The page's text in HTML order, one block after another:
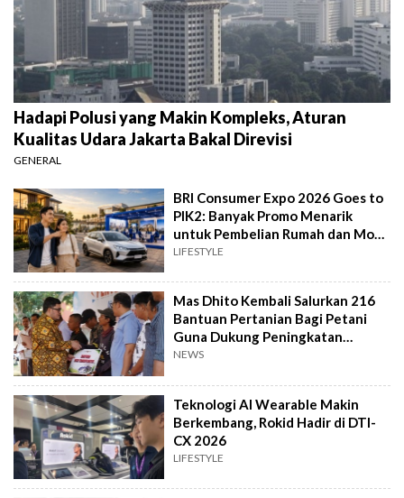
Hadapi Polusi yang Makin Kompleks, Aturan
Kualitas Udara Jakarta Bakal Direvisi
GENERAL
BRI Consumer Expo 2026 Goes to
PIK2: Banyak Promo Menarik
untuk Pembelian Rumah dan Mobil
Baru
LIFESTYLE
Mas Dhito Kembali Salurkan 216
Bantuan Pertanian Bagi Petani
Guna Dukung Peningkatan
Produksi
NEWS
Teknologi AI Wearable Makin
Berkembang, Rokid Hadir di DTI-
CX 2026
LIFESTYLE